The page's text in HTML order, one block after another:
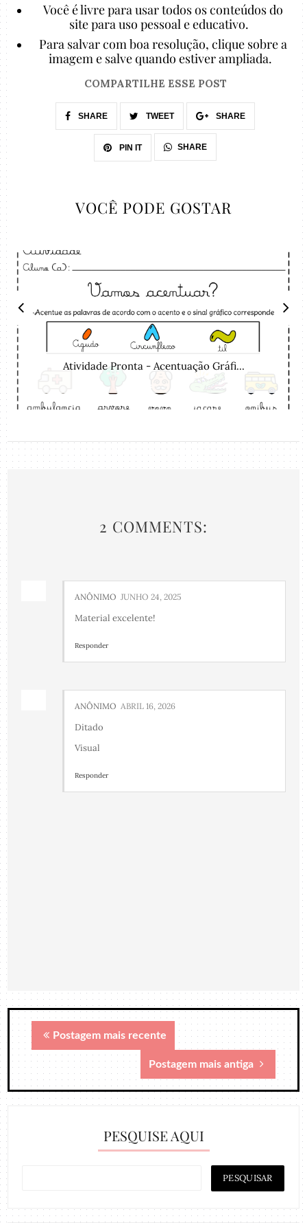
Você é livre para usar todos os conteúdos do
site para uso pessoal e educativo.
Para salvar com boa resolução, clique sobre a
imagem e salve quando estiver ampliada.
COMPARTILHE ESSE POST
SHARE TWEET SHARE
PIN IT SHARE
VOCÊ PODE GOSTAR
Atividade Pronta - Acentuação Gráfi...
2 COMMENTS:
ANÔNIMO JUNHO 24, 2025
Material excelente!
Responder
ANÔNIMO ABRIL 16, 2026
Ditado
Visual
Responder
Postagem mais recente
Postagem mais antiga
PESQUISE AQUI